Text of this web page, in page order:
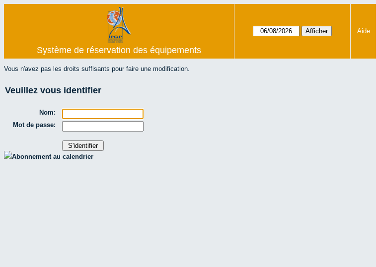
Système de réservation des équipements
Aide
Vous n'avez pas les droits suffisants pour faire une modification.
Veuillez vous identifier
Nom:
Mot de passe:
Abonnement au calendrier